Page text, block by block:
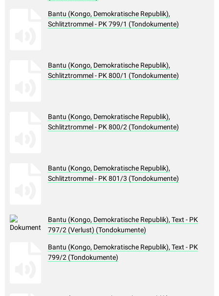
Bantu (Kongo, Demokratische Republik),
Schlitztrommel - PK 799/1 (Tondokumente)
Bantu (Kongo, Demokratische Republik),
Schlitztrommel - PK 800/1 (Tondokumente)
Bantu (Kongo, Demokratische Republik),
Schlitztrommel - PK 800/2 (Tondokumente)
Bantu (Kongo, Demokratische Republik),
Schlitztrommel - PK 801/3 (Tondokumente)
Bantu (Kongo, Demokratische Republik), Text - PK
797/2 (Verlust) (Tondokumente)
Bantu (Kongo, Demokratische Republik), Text - PK
799/2 (Tondokumente)